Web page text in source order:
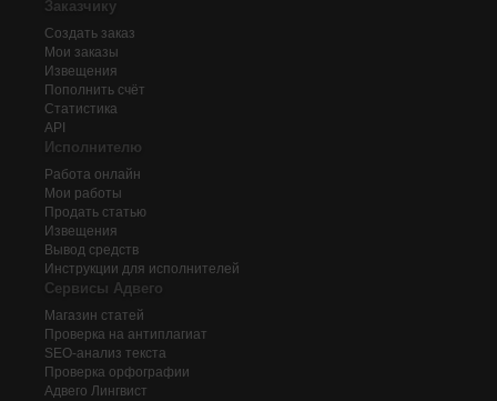
Заказчику
Создать заказ
Мои заказы
Извещения
Пополнить счёт
Статистика
API
Исполнителю
Работа онлайн
Мои работы
Продать статью
Извещения
Вывод средств
Инструкции для исполнителей
Сервисы Адвего
Магазин статей
Проверка на антиплагиат
SEO-анализ текста
Проверка орфографии
Адвего Лингвист